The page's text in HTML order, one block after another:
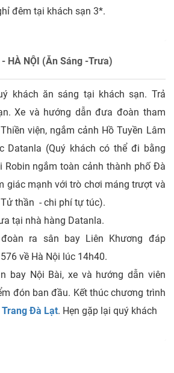
đêm tại khách sạn 3*.
HÀ NỘI (Ăn Sáng -Trưa)
khách ăn sáng tại khách sạn. Trả
Xe và hướng dẫn đưa đoàn tham
viện, ngắm cảnh Hồ Tuyền Lâm
Datanla (Quý khách có thể đi bằng
Robin ngắm toàn cảnh thành phố Đà
giác mạnh với trò chơi máng trượt và
thần - chi phí tự túc).
tại nhà hàng Datanla.
ra sân bay Liên Khương đáp
về Hà Nội lúc 14h40.
bay Nội Bài, xe và hướng dẫn viên
đón ban đầu. Kết thúc chương trình
Đà Lạt. Hẹn gặp lại quý khách